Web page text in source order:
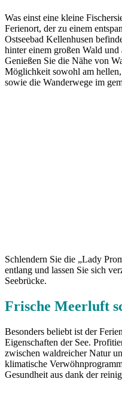
Was einst eine kleine
Ferienort, der zu einem
Ostseebad Kellenhusen
hinter einem großen Wald
Genießen Sie die Nähe von
Möglichkeit sowohl am
sowie die Wanderwege im
Schlendern Sie die „Lady
entlang und lassen Sie sich
Seebrücke.
Frische Meerluft
Besonders beliebt ist der
Eigenschaften der See.
zwischen waldreicher Natur
klimatische
Gesundheit aus dank der